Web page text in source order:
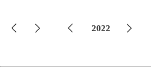
2022